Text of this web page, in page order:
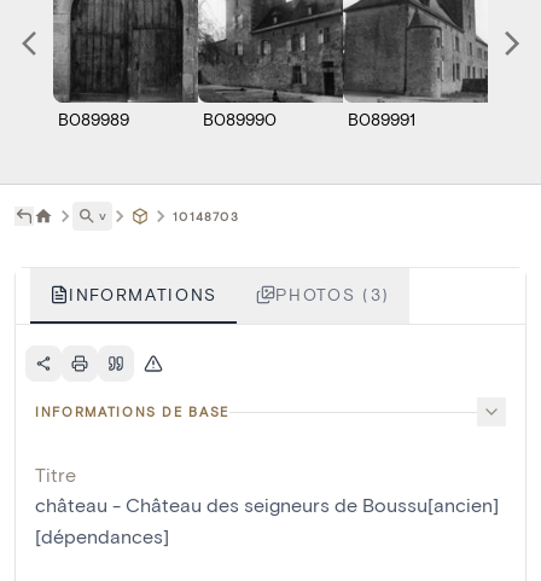
B089989 B089990 B089991
˅ 10148703
INFORMATIONS PHOTOS (3)
INFORMATIONS DE BASE
Titre
château - Château des seigneurs de Boussu[ancien]
[dépendances]